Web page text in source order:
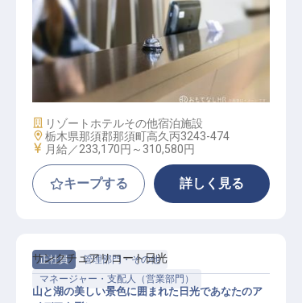
別荘地管理フロント職
施設業態
リゾートホテルその他宿泊施設
勤務地
栃木県那須郡那須町高久丙3243-474
給与
月給／233,170円～ 310,580円
キープする 詳しく見る
正社員
管理部門・その他
マネージャー・支配人（営業部門）
サンクチュアリコート日光
山と湖の美しい景色に囲まれた日光であなたのア